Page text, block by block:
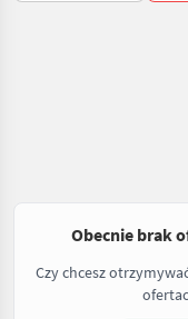
Obecnie brak
Czy chcesz